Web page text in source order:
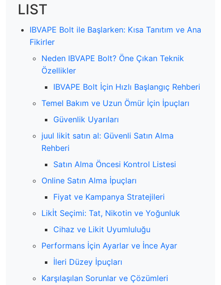
LIST
IBVAPE Bolt ile Başlarken: Kısa Tanıtım ve Ana
Fikirler
Neden IBVAPE Bolt? Öne Çıkan Teknik
Özellikler
IBVAPE Bolt İçin Hızlı Başlangıç Rehberi
Temel Bakım ve Uzun Ömür İçin İpuçları
Güvenlik Uyarıları
juul likit satın al: Güvenli Satın Alma
Rehberi
Satın Alma Öncesi Kontrol Listesi
Online Satın Alma İpuçları
Fiyat ve Kampanya Stratejileri
Likİt Seçimi: Tat, Nikotin ve Yoğunluk
Cihaz ve Likit Uyumluluğu
Performans İçin Ayarlar ve İnce Ayar
İleri Düzey İpuçları
Karşılaşılan Sorunlar ve Çözümleri